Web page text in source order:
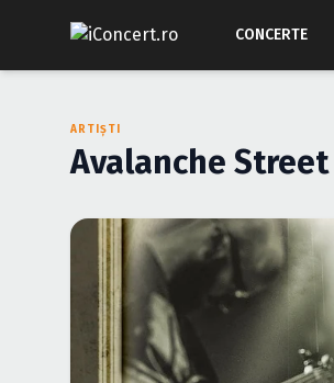
CONCERTE
ARTIȘTI
Avalanche Street